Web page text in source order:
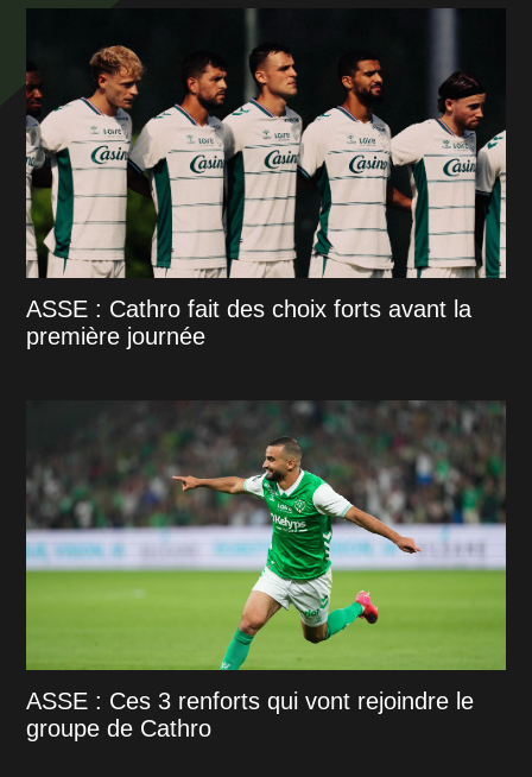
ASSE : Cathro fait des choix forts avant la
première journée
ASSE : Ces 3 renforts qui vont rejoindre le
groupe de Cathro